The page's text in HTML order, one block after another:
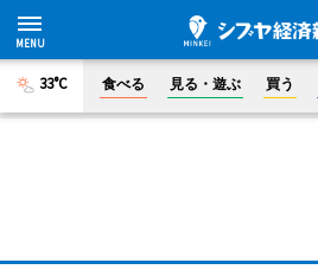
33°C 食べる 見る・遊ぶ 買う